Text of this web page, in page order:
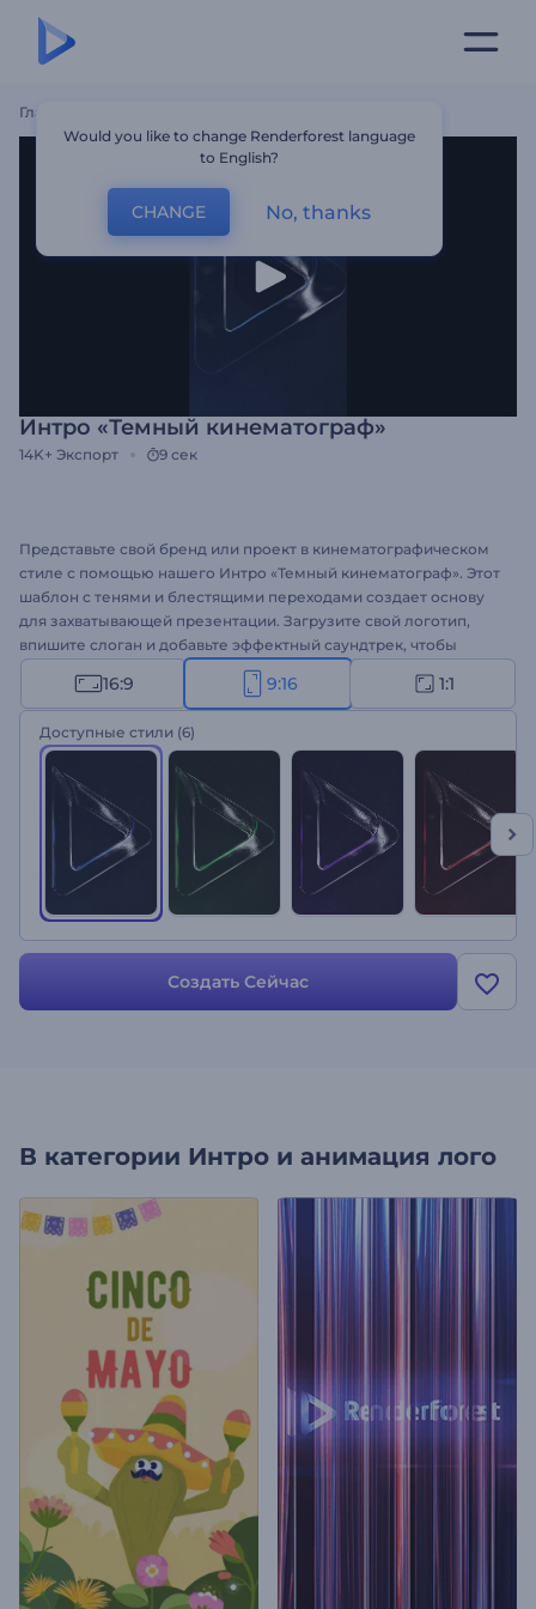
Главная
Интро «Темный кинематограф»
14K+ Экспорт 9 сек
Представьте свой бренд или проект в кинематографическом
стиле с помощью нашего Интро «Темный кинематограф». Этот
шаблон с тенями и блестящими переходами создает основу
для захватывающей презентации. Загрузите свой логотип,
впишите слоган и добавьте эффектный саундтрек, чтобы
создать запоминающееся вступление. Идеально подходит для
рекламных акций компании или услуг, интро или аутро
каналов, кинематографических вступительных роликов и
многого другого. Создавайте прямо сейчас и привлекайте
свою аудиторию моментальгно!
16:9 9:16 1:1
Доступные стили (6)
Создать Сейчас
В категории Интро и анимация лого
Would you like to change Renderforest language
to English?
CHANGE No, thanks